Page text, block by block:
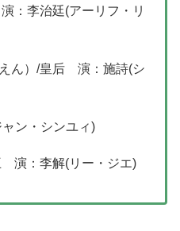
：李治廷(アーリフ・リ
ん）/皇后 演：施詩(シ
ン・シンユィ)
演：李解(リー・ジエ)